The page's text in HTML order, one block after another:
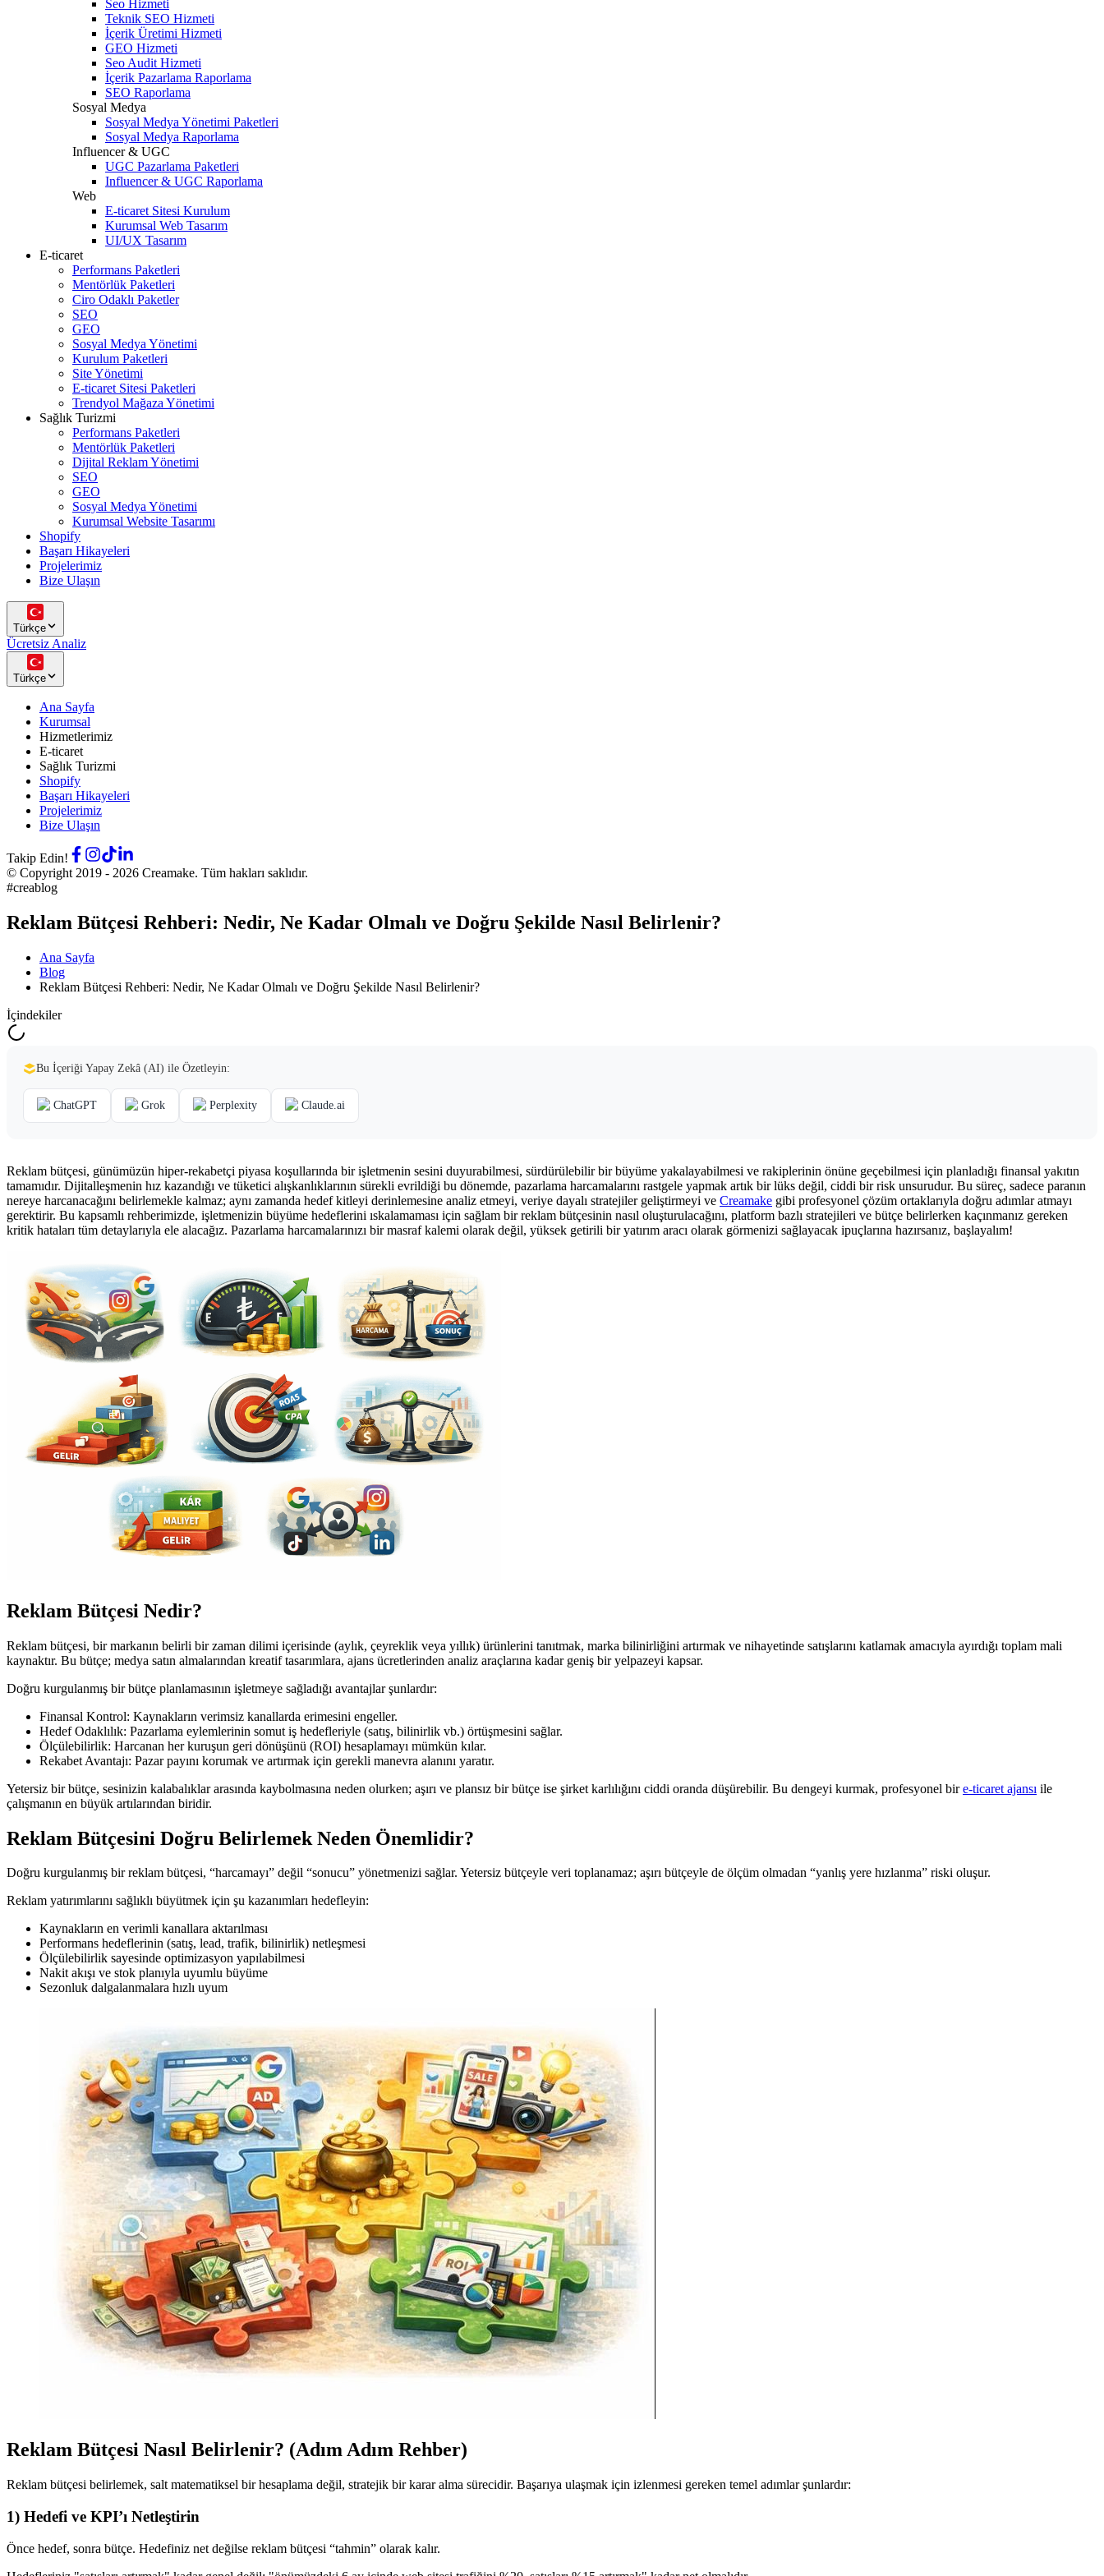
Seo Hizmeti
Teknik SEO Hizmeti
İçerik Üretimi Hizmeti
GEO Hizmeti
Seo Audit Hizmeti
İçerik Pazarlama Raporlama
SEO Raporlama
Sosyal Medya
Sosyal Medya Yönetimi Paketleri
Sosyal Medya Raporlama
Influencer & UGC
UGC Pazarlama Paketleri
Influencer & UGC Raporlama
Web
E-ticaret Sitesi Kurulum
Kurumsal Web Tasarım
UI/UX Tasarım
E-ticaret
Performans Paketleri
Mentörlük Paketleri
Ciro Odaklı Paketler
SEO
GEO
Sosyal Medya Yönetimi
Kurulum Paketleri
Site Yönetimi
E-ticaret Sitesi Paketleri
Trendyol Mağaza Yönetimi
Sağlık Turizmi
Performans Paketleri
Mentörlük Paketleri
Dijital Reklam Yönetimi
SEO
GEO
Sosyal Medya Yönetimi
Kurumsal Website Tasarımı
Shopify
Başarı Hikayeleri
Projelerimiz
Bize Ulaşın
Türkçe
Ücretsiz Analiz
Türkçe
Ana Sayfa
Kurumsal
Hizmetlerimiz
E-ticaret
Sağlık Turizmi
Shopify
Başarı Hikayeleri
Projelerimiz
Bize Ulaşın
Takip Edin!
© Copyright 2019 - 2026 Creamake. Tüm hakları saklıdır.
#creablog
Reklam Bütçesi Rehberi: Nedir, Ne Kadar Olmalı ve Doğru Şekilde Nasıl Belirlenir?
Ana Sayfa
Blog
Reklam Bütçesi Rehberi: Nedir, Ne Kadar Olmalı ve Doğru Şekilde Nasıl Belirlenir?
İçindekiler
Bu İçeriği Yapay Zekâ (AI) ile Özetleyin:
ChatGPT Grok Perplexity Claude.ai
Reklam bütçesi, günümüzün hiper-rekabetçi piyasa koşullarında bir işletmenin sesini duyurabilmesi, sürdürülebilir bir büyüme yakalayabilmesi ve rakiplerinin önüne geçebilmesi için planladığı finansal yakıtın
tamamıdır. Dijitalleşmenin hız kazandığı ve tüketici alışkanlıklarının sürekli evrildiği bu dönemde, pazarlama harcamalarını rastgele yapmak artık bir lüks değil, ciddi bir risk unsurudur. Bu süreç, sadece paranın
nereye harcanacağını belirlemekle kalmaz; aynı zamanda hedef kitleyi derinlemesine analiz etmeyi, veriye dayalı stratejiler geliştirmeyi ve Creamake gibi profesyonel çözüm ortaklarıyla doğru adımlar atmayı
gerektirir. Bu kapsamlı rehberimizde, işletmenizin büyüme hedeflerini ıskalamaması için sağlam bir reklam bütçesinin nasıl oluşturulacağını, platform bazlı stratejileri ve bütçe belirlerken kaçınmanız gereken
kritik hataları tüm detaylarıyla ele alacağız. Pazarlama harcamalarınızı bir masraf kalemi olarak değil, yüksek getirili bir yatırım aracı olarak görmenizi sağlayacak ipuçlarına hazırsanız, başlayalım!
Reklam Bütçesi Nedir?
Reklam bütçesi, bir markanın belirli bir zaman dilimi içerisinde (aylık, çeyreklik veya yıllık) ürünlerini tanıtmak, marka bilinirliğini artırmak ve nihayetinde satışlarını katlamak amacıyla ayırdığı toplam mali
kaynaktır. Bu bütçe; medya satın almalarından kreatif tasarımlara, ajans ücretlerinden analiz araçlarına kadar geniş bir yelpazeyi kapsar.
Doğru kurgulanmış bir bütçe planlamasının işletmeye sağladığı avantajlar şunlardır:
Finansal Kontrol: Kaynakların verimsiz kanallarda erimesini engeller.
Hedef Odaklılık: Pazarlama eylemlerinin somut iş hedefleriyle (satış, bilinirlik vb.) örtüşmesini sağlar.
Ölçülebilirlik: Harcanan her kuruşun geri dönüşünü (ROI) hesaplamayı mümkün kılar.
Rekabet Avantajı: Pazar payını korumak ve artırmak için gerekli manevra alanını yaratır.
Yetersiz bir bütçe, sesinizin kalabalıklar arasında kaybolmasına neden olurken; aşırı ve plansız bir bütçe ise şirket karlılığını ciddi oranda düşürebilir. Bu dengeyi kurmak, profesyonel bire-ticaret ajansı ile
çalışmanın en büyük artılarından biridir.
Reklam Bütçesini Doğru Belirlemek Neden Önemlidir?
Doğru kurgulanmış bir reklam bütçesi, “harcamayı” değil “sonucu” yönetmenizi sağlar. Yetersiz bütçeyle veri toplanamaz; aşırı bütçeyle de ölçüm olmadan “yanlış yere hızlanma” riski oluşur.
Reklam yatırımlarını sağlıklı büyütmek için şu kazanımları hedefleyin:
Kaynakların en verimli kanallara aktarılması
Performans hedeflerinin (satış, lead, trafik, bilinirlik) netleşmesi
Ölçülebilirlik sayesinde optimizasyon yapılabilmesi
Nakit akışı ve stok planıyla uyumlu büyüme
Sezonluk dalgalanmalara hızlı uyum
Reklam Bütçesi Nasıl Belirlenir? (Adım Adım Rehber)
Reklam bütçesi belirlemek, salt matematiksel bir hesaplama değil, stratejik bir karar alma sürecidir. Başarıya ulaşmak için izlenmesi gereken temel adımlar şunlardır:
1) Hedefi ve KPI’ı Netleştirin
Önce hedef, sonra bütçe. Hedefiniz net değilse reklam bütçesi “tahmin” olarak kalır.